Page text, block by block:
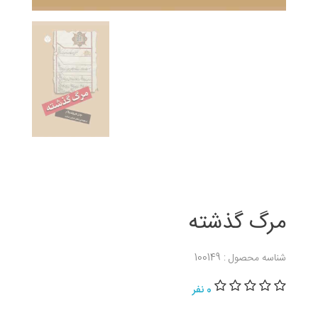
مرگ گذشته
شناسه محصول : 100149
0 نفر